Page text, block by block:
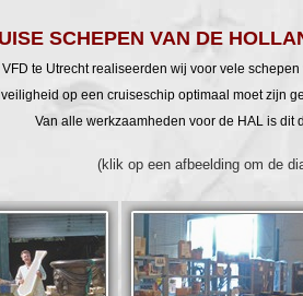
SCHEPEN VAN DE
te Utrecht realiseerden wij voor vele
op een cruiseschip optimaal moet zijn
Van alle werkzaamheden voor de HAL is dit
(klik op een afbeelding om de